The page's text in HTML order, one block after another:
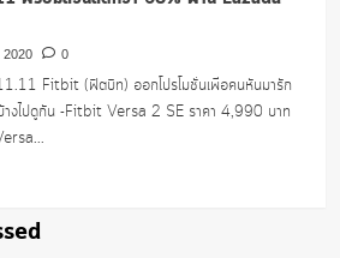
2020 0
11.11 Fitbit (ฟิตบิท) ออกโปรโมชั่นเพื่อคนหันมารัก
างไปดูกัน -Fitbit Versa 2 SE ราคา 4,990 บาท